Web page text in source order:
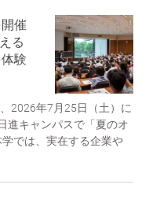
催
る
験
2026年7月25日（土）に
進キャンパスで「夏のオ
では、実在する企業や